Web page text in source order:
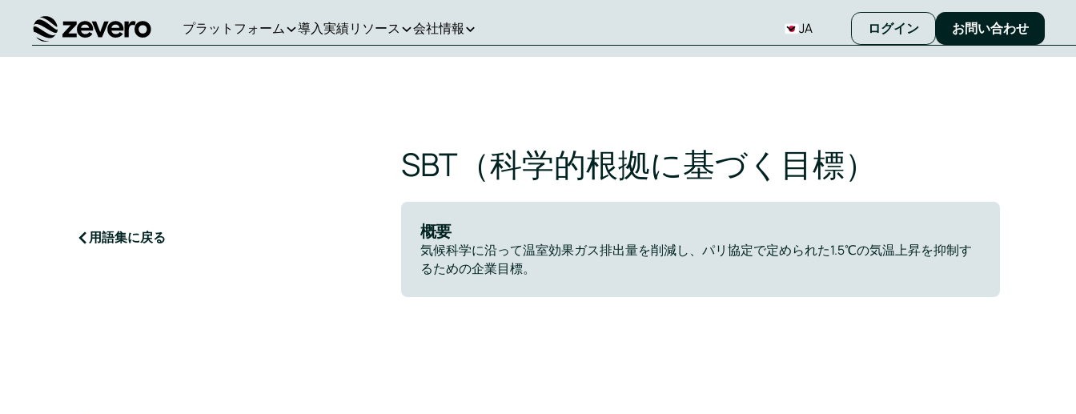
ホーム
プラットフォーム 導入実績リソース 会社情報 JA ログイン お問い合わせ
用語集に戻る
SBT（科学的根拠に基づく目標）
概要
気候科学に沿って温室効果ガス排出量を削減し、パリ協定で定められた1.5℃の気温上昇を抑制す
るための企業目標。